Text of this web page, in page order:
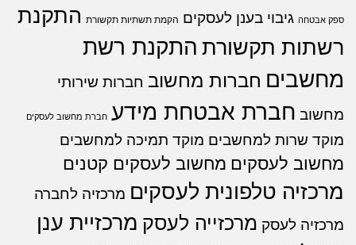
ספק אבטחה גיבוי בענן לעסקים הקמת תשתיות תקשורת התקנת
רשתות תקשורת התקנת רשת
מחשבים חברות מחשוב חברות שירותי
מחשוב חברת אבטחת מידע חברת מחשוב לעסקים
מוקד שרות למחשבים מוקד תמיכה למחשבים
מחשוב לעסקים מחשוב לעסקים קטנים
מרכזיה טלפונית לעסקים מרכזיה לחברה
מרכזיה לעסק מרכזייה לעסק מרכזיית ענן